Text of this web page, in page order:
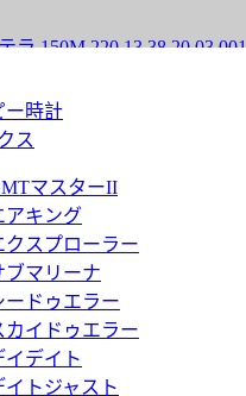
220.13.38.20.03.001 【
ード 220.10.34.20.03.002
210.92.42.20.10.001 【2025
ー時計
ス
マスターII
アキング
クスプローラー
ブマリーナ
ードゥエラー
カイドゥエラー
イデイト
イトジャスト